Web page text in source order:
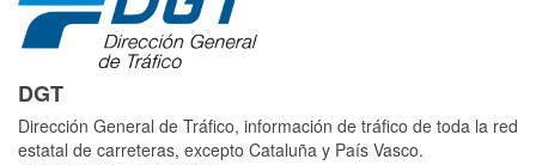
DGT
Dirección General de Tráfico, información de tráfico de toda la red
estatal de carreteras, excepto Cataluña y País Vasco.